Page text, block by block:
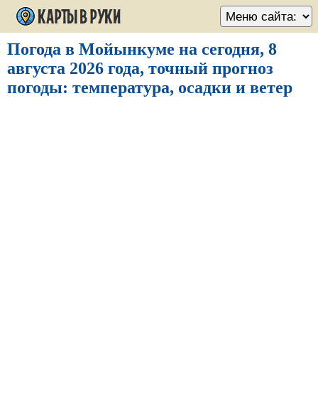
Погода в Мойынкуме на сегодня, 8
августа 2026 года, точный прогноз
погоды: температура, осадки и ветер